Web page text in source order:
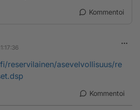
Kommentoi
reservilainen/asevelvollisuus/re
Kommentoi